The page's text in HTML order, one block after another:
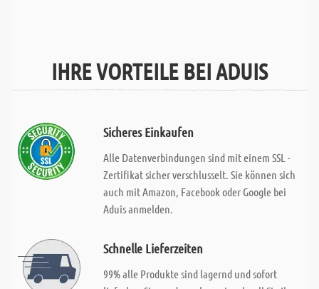
IHRE VORTEILE BEI ADUIS
Sicheres Einkaufen
Alle Datenverbindungen sind mit einem SSL -
Zertifikat sicher verschlusselt. Sie können sich
auch mit Amazon, Facebook oder Google bei
Aduis anmelden.
Schnelle Lieferzeiten
99% alle Produkte sind lagernd und sofort